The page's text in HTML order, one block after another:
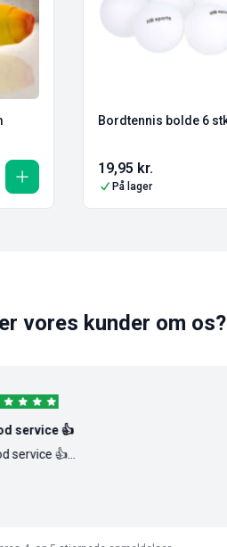
Bordtennis bolde 6
19,95 kr.
På lager
vores kunder om os?
👍
👍...